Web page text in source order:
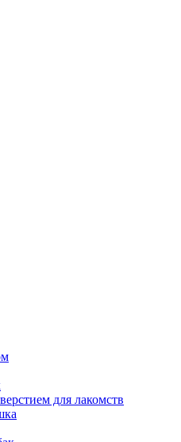
для лакомств